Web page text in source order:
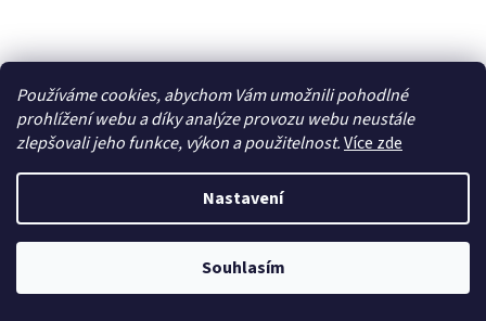
Používáme cookies, abychom Vám umožnili pohodlné
prohlížení webu a díky analýze provozu webu neustále
zlepšovali jeho funkce, výkon a použitelnost.Více zde
Nastavení
Souhlasím
1/72 Da-42 VI